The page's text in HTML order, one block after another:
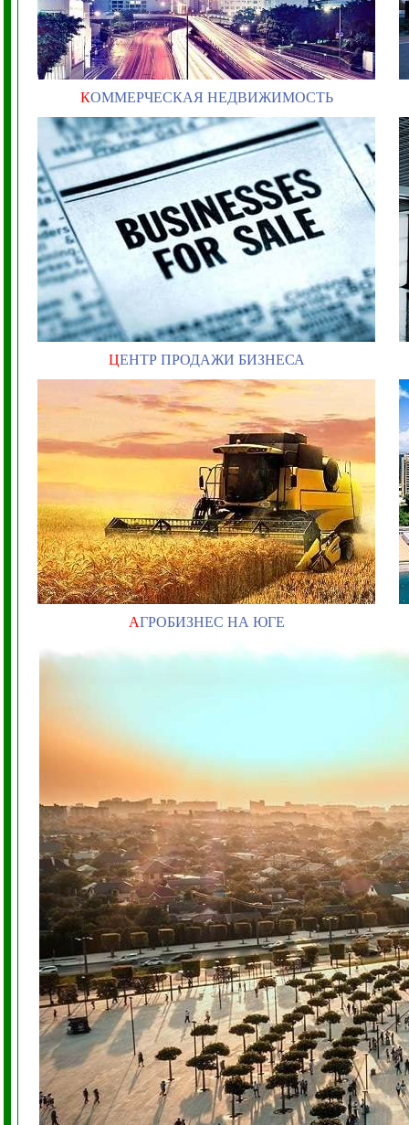
КОММЕРЧЕСКАЯ НЕДВИЖИМОСТЬ
ЦЕНТР ПРОДАЖИ БИЗНЕСА
АГРОБИЗНЕС НА ЮГЕ